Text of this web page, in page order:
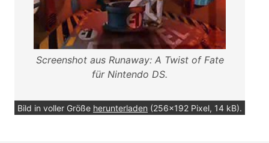
Screenshot aus Runaway: A Twist of Fate
für Nintendo DS.
Bild in voller Größe herunterladen (256x192 Pixel, 14 kB).